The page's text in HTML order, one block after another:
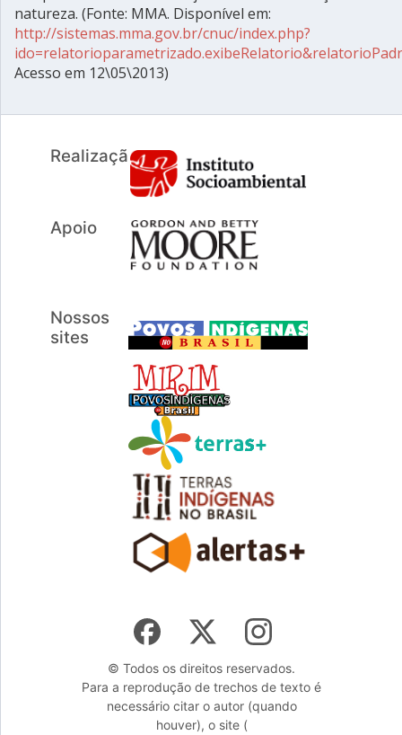
natureza. (Fonte: MMA. Disponível em:
http://sistemas.mma.gov.br/cnuc/index.php?
Acesso em 12\05\2013)